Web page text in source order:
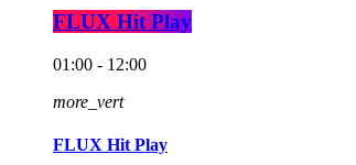
FLUX Hit Play
01:00 - 12:00
more_vert
FLUX Hit Play